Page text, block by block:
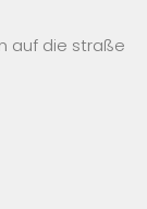
auf die straße